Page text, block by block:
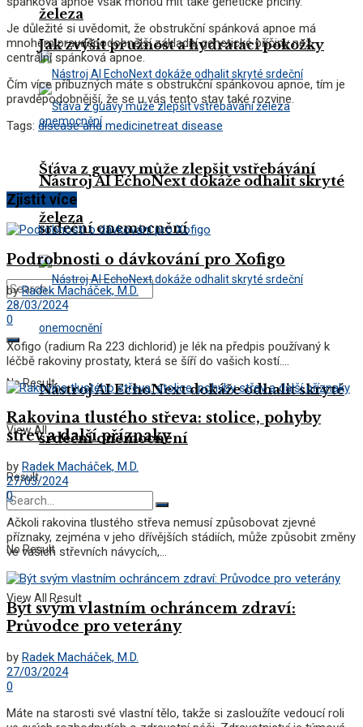
železa
Nástroj AI EchoNext dokáže odhalit skryté
srdeční onemocnění
No Result
View All
Result
Jak zvýšit pružnost a hydrataci pokožky
Šťáva z guavy může zlepšit vstřebávání
železa
Nástroj AI EchoNext dokáže odhalit skryté
srdeční onemocnění
No Result
View All Result
Je důležité si uvědomit, že obstrukční spánková apnoe má
mnohem pravděpodobnější základní genetické příčiny než
centrální spánková apnoe.
Čím více příbuzných máte s obstrukční spánkovou apnoe, tím je
pravděpodobnější, že se u vás tento stav také rozvine.
Tags: disease and medicinetreat disease
Zjistit více
Podrobnosti o dávkování pro Xofigo
by Radek Macháček, M.D.
28/03/2024
0
Xofigo (radium Ra 223 dichlorid) je lék na předpis používaný k
léčbě rakoviny prostaty, která se šíří do vašich kostí....
Rakovina tlustého střeva: stolice, pohyby
střev a další příznaky
by Radek Macháček, M.D.
27/03/2024
0
Ačkoli rakovina tlustého střeva nemusí způsobovat zjevné
příznaky, zejména v jeho dřívějších stádiích, může způsobit změny
ve vašich střevních návycích,...
Být svým vlastním ochráncem zdraví:
Průvodce pro veterány
by Radek Macháček, M.D.
27/03/2024
0
Máte na starosti své vlastní tělo, takže si zasloužíte vedoucí roli